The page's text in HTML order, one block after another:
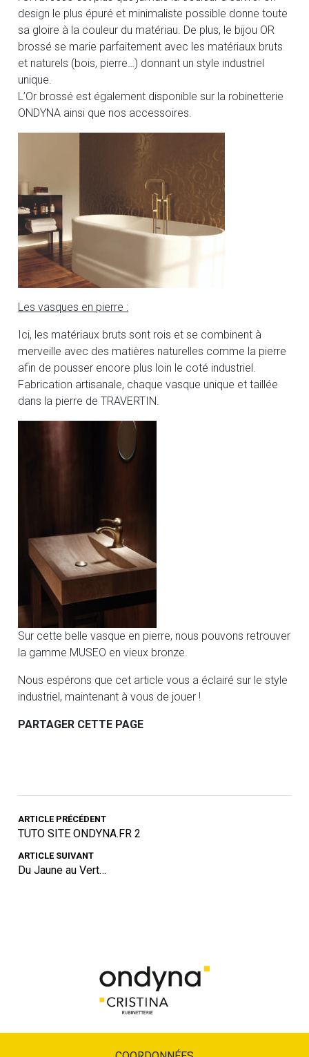
design le plus épuré et minimaliste possible donne toute
sa gloire à la couleur du matériau. De plus, le bijou OR
brossé se marie parfaitement avec les matériaux bruts
et naturels (bois, pierre…) donnant un style industriel
unique.
L’Or brossé est également disponible sur la robinetterie
ONDYNA ainsi que nos accessoires.
Les vasques en pierre :
Ici, les matériaux bruts sont rois et se combinent à
merveille avec des matières naturelles comme la pierre
afin de pousser encore plus loin le coté industriel.
Fabrication artisanale, chaque vasque unique et taillée
dans la pierre de TRAVERTIN.
Sur cette belle vasque en pierre, nous pouvons retrouver
la gamme MUSEO en vieux bronze.
Nous espérons que cet article vous a éclairé sur le style
industriel, maintenant à vous de jouer !
PARTAGER CETTE PAGE
ARTICLE PRÉCÉDENT
TUTO SITE ONDYNA.FR 2
ARTICLE SUIVANT
Du Jaune au Vert…